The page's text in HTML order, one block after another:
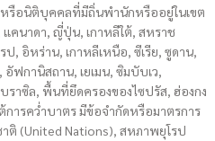
หรือนิติบุคคลที่มีถิ่นพำนักหรืออยู่ในเขต
คนาดา, ญี่ปุ่น, เกาหลีใต้, สหราช
, อิหร่าน, เกาหลีเหนือ, ซีเรีย, ซูดาน,
อัฟกานิสถาน, เยเมน, ซิมบับเว,
บราซิล, พื้นที่ยึดครองของไซปรัส, ฮ่องกง
การคว่ำบาตร มีข้อจำกัดหรือมาตรการ
ติ (United Nations), สหภาพยุโรป